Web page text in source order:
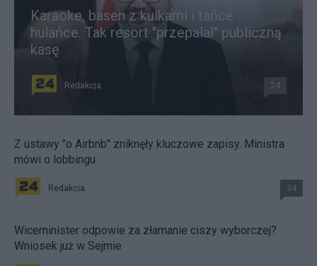
Karaoke, basen z kulkami i tańce
hulańce. Tak resort "przepalał" publiczną
kasę
Redakcja 24
Z ustawy "o Airbnb" zniknęły kluczowe zapisy. Ministra
mówi o lobbingu
Redakcja 34
Wiceminister odpowie za złamanie ciszy wyborczej?
Wniosek już w Sejmie